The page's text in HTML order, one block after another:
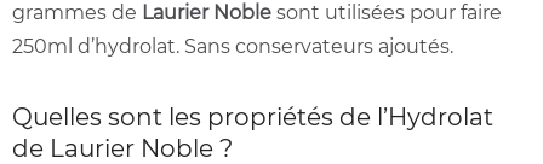
grammes de Laurier Noble sont utilisées pour faire
250ml d’hydrolat. Sans conservateurs ajoutés.
Quelles sont les propriétés de l’Hydrolat
de Laurier Noble ?